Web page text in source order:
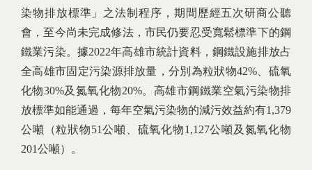
染物排放標準」之法制程序，期間歷經五次研商公聽
會，至今尚未完成修法，市民仍要忍受寬鬆標準下的鋼
鐵業污染。據2022年高雄市統計資料，鋼鐵設施排放占
全高雄市固定污染源排放量，分別為粒狀物42%、硫氧
化物30%及氮氧化物20%。高雄市鋼鐵業空氣污染物排
放標準如能通過，每年空氣污染物的減污效益約有1,379
公噸（粒狀物51公噸、硫氧化物1,127公噸及氮氧化物
201公噸）。